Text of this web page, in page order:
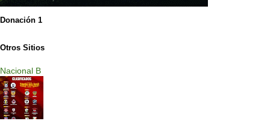
Donación 1
Otros Sitios
Nacional B